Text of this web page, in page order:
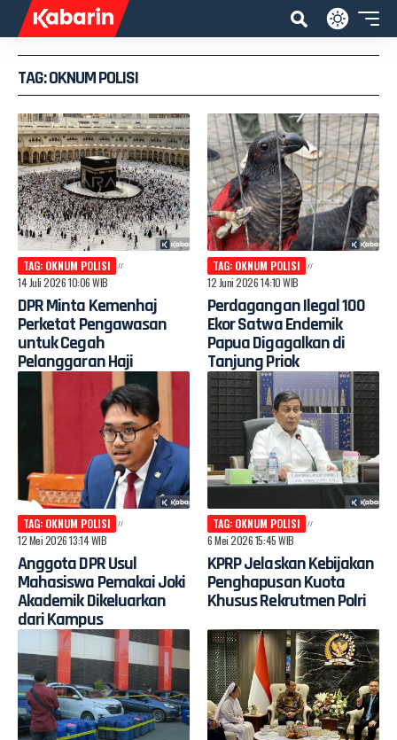
TAG: OKNUM POLISI
TAG: OKNUM POLISI
14 Juli 2026 10:06 WIB
DPR Minta Kemenhaj
Perketat Pengawasan
untuk Cegah
Pelanggaran Haji
TAG: OKNUM POLISI
12 Juni 2026 14:10 WIB
Perdagangan Ilegal 100
Ekor Satwa Endemik
Papua Digagalkan di
Tanjung Priok
TAG: OKNUM POLISI
12 Mei 2026 13:14 WIB
Anggota DPR Usul
Mahasiswa Pemakai Joki
Akademik Dikeluarkan
dari Kampus
TAG: OKNUM POLISI
6 Mei 2026 15:45 WIB
KPRP Jelaskan Kebijakan
Penghapusan Kuota
Khusus Rekrutmen Polri